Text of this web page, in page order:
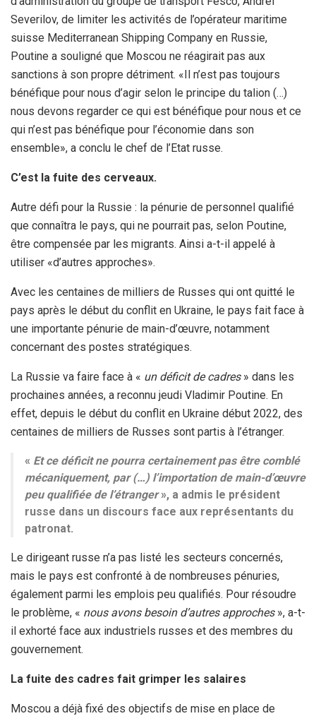
Severilov, de limiter les activités de l’opérateur maritime
suisse Mediterranean Shipping Company en Russie,
Poutine a souligné que Moscou ne réagirait pas aux
sanctions à son propre détriment. «Il n’est pas toujours
bénéfique pour nous d’agir selon le principe du talion (…)
nous devons regarder ce qui est bénéfique pour nous et ce
qui n’est pas bénéfique pour l’économie dans son
ensemble», a conclu le chef de l’Etat russe.
C’est la fuite des cerveaux.
Autre défi pour la Russie : la pénurie de personnel qualifié
que connaîtra le pays, qui ne pourrait pas, selon Poutine,
être compensée par les migrants. Ainsi a-t-il appelé à
utiliser «d’autres approches».
Avec les centaines de milliers de Russes qui ont quitté le
pays après le début du conflit en Ukraine, le pays fait face à
une importante pénurie de main-d’œuvre, notamment
concernant des postes stratégiques.
La Russie va faire face à « un déficit de cadres» dans les
prochaines années, a reconnu jeudi Vladimir Poutine. En
effet, depuis le début du conflit en Ukraine début 2022, des
centaines de milliers de Russes sont partis à l’étranger.
« Et ce déficit ne pourra certainement pas être comblé
mécaniquement, par (…) l’importation de main-d’œuvre
peu qualifiée de l’étranger», a admis le président
russe dans un discours face aux représentants du
patronat.
Le dirigeant russe n’a pas listé les secteurs concernés,
mais le pays est confronté à de nombreuses pénuries,
également parmi les emplois peu qualifiés. Pour résoudre
le problème, « nous avons besoin d’autres approches », a-t-
il exhorté face aux industriels russes et des membres du
gouvernement.
La fuite des cadres fait grimper les salaires
Moscou a déjà fixé des objectifs de mise en place de